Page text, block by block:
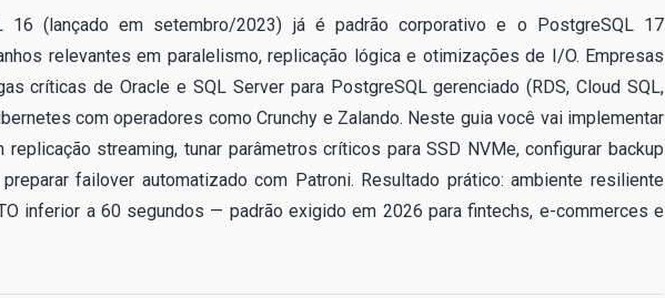
16 (lançado em setembro/2023) já é padrão corporativo e o PostgreSQL 17
relevantes em paralelismo, replicação lógica e otimizações de I/O. Empresas
críticas de Oracle e SQL Server para PostgreSQL gerenciado (RDS, Cloud SQL,
com operadores como Crunchy e Zalando. Neste guia você vai implementar
streaming, tunar parâmetros críticos para SSD NVMe, configurar backup
failover automatizado com Patroni. Resultado prático: ambiente resiliente
inferior a 60 segundos — padrão exigido em 2026 para fintechs, e-commerces e